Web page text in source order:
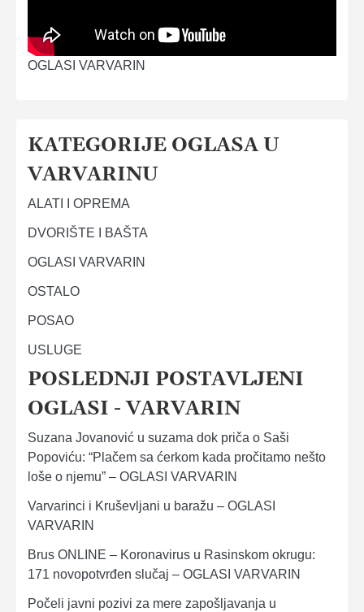
OGLASI VARVARIN
KATEGORIJE OGLASA U
VARVARINU
ALATI I OPREMA
DVORIŠTE I BAŠTA
OGLASI VARVARIN
OSTALO
POSAO
USLUGE
POSLEDNJI POSTAVLJENI
OGLASI - VARVARIN
Suzana Jovanović u suzama dok priča o Saši
Popoviću: “Plačem sa ćerkom kada pročitamo nešto
loše o njemu” – OGLASI VARVARIN
Varvarinci i Kruševljani u baražu – OGLASI
VARVARIN
Brus ONLINE – Koronavirus u Rasinskom okrugu:
171 novopotvrđen slučaj – OGLASI VARVARIN
Počeli javni pozivi za mere zapošljavanja u